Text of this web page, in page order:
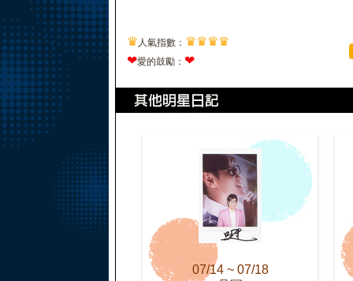
♛ 人氣指數： ♛♛♛♛
❤愛的鼓勵： ❤
07/14 ~ 07/18